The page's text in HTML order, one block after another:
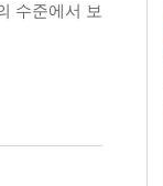
수준에서 보